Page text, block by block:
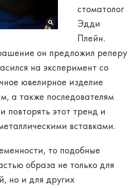
стоматолог
Эдди
Плейн.
он предложил реперу
на эксперимент со
ювелирное изделие
а также последователям
повторять этот тренд и
вставками.
то подобные
образа не только для
но и для других